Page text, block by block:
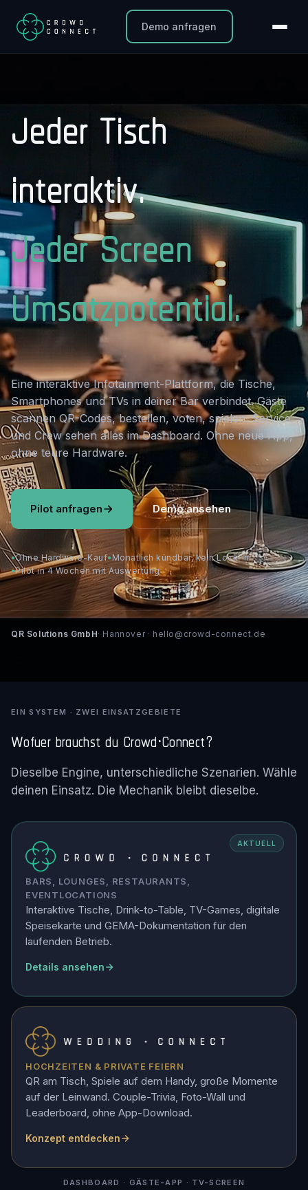
Demo anfragen
Jeder Tisch
interaktiv.
Jeder Screen
Umsatzpotential.
Eine interaktive Infotainment-Plattform, die Tische,
Smartphones und TVs in deiner Bar verbindet. Gäste
scannen QR-Codes, bestellen, voten, spielen. Service
und Crew sehen alles im Dashboard. Ohne neue App,
ohne teure Hardware.
Pilot anfragen Demo ansehen
Ohne Hardware-Kauf Monatlich kündbar, kein Lock-in
Pilot in 4 Wochen mit Auswertung
QR Solutions GmbH· Hannover · hello@crowd-connect.de
EIN SYSTEM · ZWEI EINSATZGEBIETE
Wofuer brauchst du Crowd·Connect?
Dieselbe Engine, unterschiedliche Szenarien. Wähle
deinen Einsatz. Die Mechanik bleibt dieselbe.
AKTUELL
BARS, LOUNGES, RESTAURANTS,
EVENTLOCATIONS
Interaktive Tische, Drink-to-Table, TV-Games, digitale
Speisekarte und GEMA-Dokumentation für den
laufenden Betrieb.
Details ansehen
HOCHZEITEN & PRIVATE FEIERN
QR am Tisch, Spiele auf dem Handy, große Momente
auf der Leinwand. Couple-Trivia, Foto-Wall und
Leaderboard, ohne App-Download.
Konzept entdecken
DASHBOARD · GÄSTE-APP · TV-SCREEN